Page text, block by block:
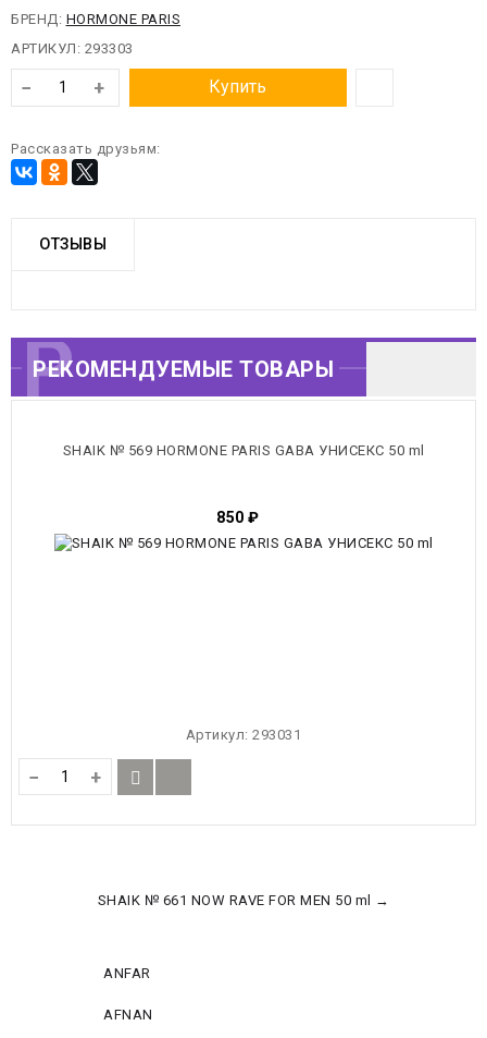
БРЕНД: HORMONE PARIS
АРТИКУЛ: 293303
− + Купить
Рассказать друзьям:
ОТЗЫВЫ
РЕКОМЕНДУЕМЫЕ
ТОВАРЫ
РЕКОМЕНДУЕМЫЕ ТОВАРЫ
SHAIK № 569 HORMONE PARIS GABA УНИСЕКС 50 ml
850 ₽
Артикул:293031
− +
SHAIK № 661 NOW RAVE FOR MEN 50 ml →
ANFAR
AFNAN